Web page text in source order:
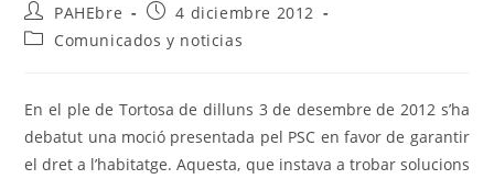
PAHEbre
4 diciembre 2012
Comunicados y noticias
En el ple de Tortosa de dilluns 3 de desembre de 2012 s’ha
debatut una moció presentada pel PSC en favor de garantir
el dret a l’habitatge. Aquesta, que instava a trobar solucions